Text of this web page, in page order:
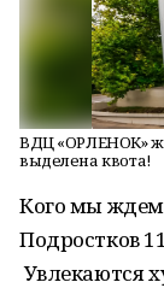
ВДЦ «ОРЛЕНОК»
выделена квота!
Кого мы
Подростков
Увлекаются